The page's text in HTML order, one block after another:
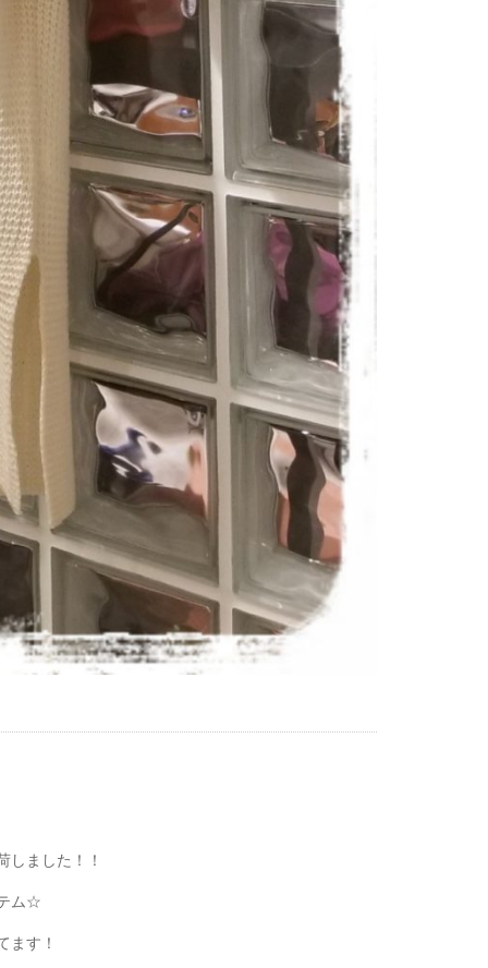
しました！！
ム☆
ます！